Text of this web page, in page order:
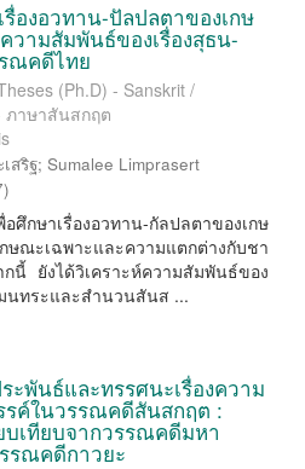
รื่องอวทาน-ปัลปลตาของเกษ
วามสัมพันธ์ของเรื่องสุธน-
ณคดีไทย
(Ph.D) - Sanskrit /
าษาสันสกฤต
สริฐ; Sumalee Limprasert
)
ศึกษาเรื่องอวทาน-กัลปลตาของเกษ
ษณะเฉพาะและความแตกต่างกับชา
นี้ ยังได้วิเคราะห์ความสัมพันธ์ของ
นทระและสำนวนสันส ...
ะพันธ์และทรรศนะเรื่องความ
รค์ในวรรณคดีสันสกฤต :
บเทียบจากวรรณคดีมหา
รณคดีกาวยะ